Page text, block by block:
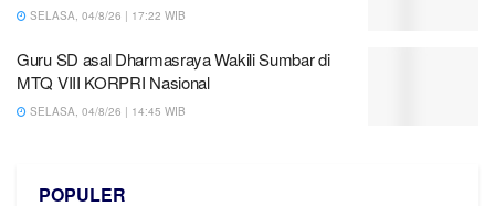
SELASA, 04/8/26 | 17:22 WIB
Guru SD asal Dharmasraya Wakili Sumbar di
MTQ VIII KORPRI Nasional
SELASA, 04/8/26 | 14:45 WIB
POPULER